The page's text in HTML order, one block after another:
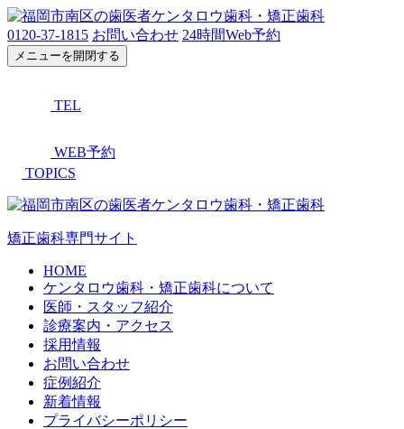
0120-37-1815 お問い合わせ 24時間Web予約
メニューを開閉する
TEL
WEB予約
TOPICS
矯正歯科専門サイト
HOME
ケンタロウ歯科・矯正歯科について
医師・スタッフ紹介
診療案内・アクセス
採用情報
お問い合わせ
症例紹介
新着情報
プライバシーポリシー